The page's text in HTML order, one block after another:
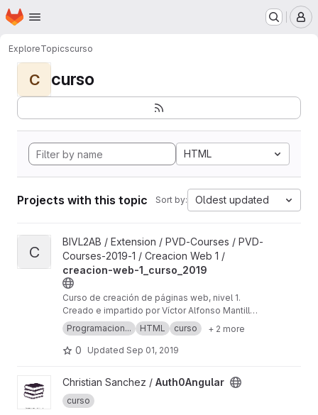
Skip to main content
Homepage
ExploreTopicscurso
C curso
HTML
Projects with this topic Sort by: Oldest updated
View creacion-web-1_curso_2019 project
C
BIVL2AB / Extension / PVD-Courses / PVD-
Courses-2019-1 / Creacion Web 1 /
creacion-web-1_curso_2019
Curso de creación de páginas web, nivel 1.
Creado e impartido por Víctor Alfonso Mantilla
Villamizar. 2019.
Programacion... HTML curso + 2 more
0 Updated Sep 01, 2019
View Auth0Angular project
Christian Sanchez / Auth0Angular
curso